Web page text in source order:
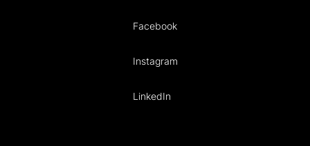
Facebook
Instagram
LinkedIn